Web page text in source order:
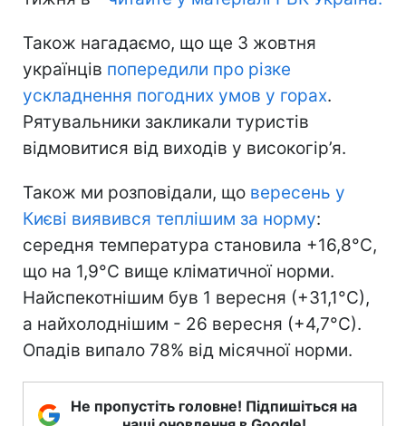
Також нагадаємо, що ще 3 жовтня
українців попередили про різке
ускладнення погодних умов у горах.
Рятувальники закликали туристів
відмовитися від виходів у високогір’я.
Також ми розповідали, що вересень у
Києві виявився теплішим за норму:
середня температура становила +16,8°С,
що на 1,9°С вище кліматичної норми.
Найспекотнішим був 1 вересня (+31,1°С),
а найхолоднішим - 26 вересня (+4,7°С).
Опадів випало 78% від місячної норми.
Не пропустіть головне! Підпишіться на